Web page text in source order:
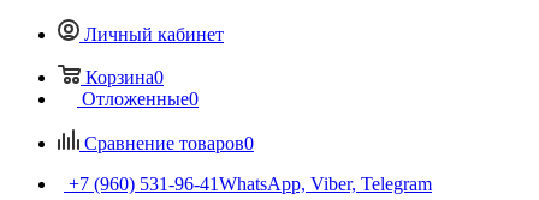
Личный кабинет
Корзина0
Отложенные0
Сравнение товаров0
+7 (960) 531-96-41WhatsApp, Viber, Telegram